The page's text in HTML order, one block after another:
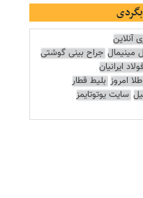
آنلاین
مینیمال جراح بینی گوشتی
ایرانیان
امروز بلیط قطار
سایت یوتوتایمز